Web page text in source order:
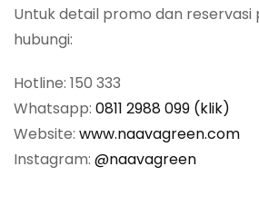
Untuk detail promo dan reservasi
hubungi:
Hotline: 150 333
Whatsapp: 0811 2988 099 (klik)
Website: www.naavagreen.com
Instagram: @naavagreen